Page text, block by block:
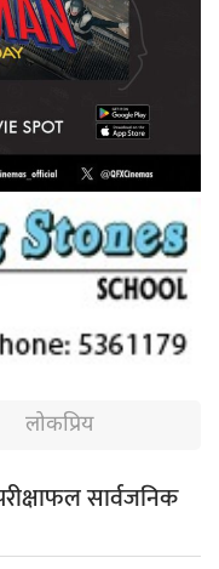
लोकप्रिय
सार्वजनिक